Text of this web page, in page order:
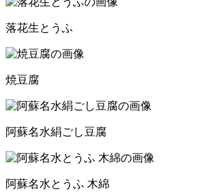
落花生とうふ
焼豆腐
阿蘇名水絹ごし豆腐
阿蘇名水とうふ 木綿